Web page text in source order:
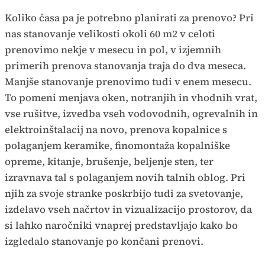
Koliko časa pa je potrebno planirati za prenovo? Pri
nas stanovanje velikosti okoli 60 m2 v celoti
prenovimo nekje v mesecu in pol, v izjemnih
primerih prenova stanovanja traja do dva meseca.
Manjše stanovanje prenovimo tudi v enem mesecu.
To pomeni menjava oken, notranjih in vhodnih vrat,
vse rušitve, izvedba vseh vodovodnih, ogrevalnih in
elektroinštalacij na novo, prenova kopalnice s
polaganjem keramike, finomontaža kopalniške
opreme, kitanje, brušenje, beljenje sten, ter
izravnava tal s polaganjem novih talnih oblog. Pri
njih za svoje stranke poskrbijo tudi za svetovanje,
izdelavo vseh načrtov in vizualizacijo prostorov, da
si lahko naročniki vnaprej predstavljajo kako bo
izgledalo stanovanje po končani prenovi.